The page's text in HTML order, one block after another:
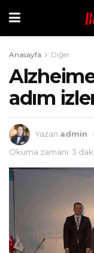
Anasayfa Diğer
adım
Yazan admin
Okuma zamanı: 3